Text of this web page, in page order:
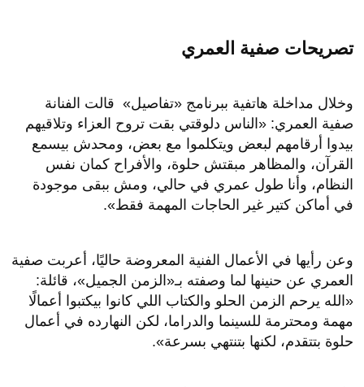
تصريحات صفية العمري
وخلال مداخلة هاتفية ببرنامج «تفاصيل» قالت الفنانة
صفية العمري: «الناس دلوقتي بقت تروح العزاء وتلاقيهم
بيدوا أرقامهم لبعض ويتكلموا مع بعض، ومحدش بيسمع
القرآن، والمظاهر مبقتش حلوة، والأفراح كمان نفس
النظام، وأنا طول عمري في حالي، ومش ببقى موجودة
في أماكن كتير غير الحاجات المهمة فقط».
وعن رأيها في الأعمال الفنية المعروضة حاليًا، أعربت صفية
العمري عن حنينها لما وصفته بـ«الزمن الجميل»، قائلة:
«الله يرحم الزمن الحلو والكتاب اللي كانوا بيكتبوا أعمالًا
مهمة ومحترمة للسينما والدراما، لكن النهارده في أعمال
حلوة بتتقدم، لكنها بتنتهي بسرعة».